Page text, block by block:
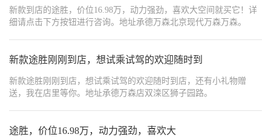
新款到店的途胜，价位16.98万，动力强劲，喜欢大空间就买它！详
细请点击下方按钮进行咨询。地址承德万森北京现代万森万森。
新款途胜刚刚到店，想试乘试驾的欢迎随时到
新款途胜刚刚到店，想试乘试驾的欢迎随时到店，还有小礼物赠
送，我在店里等你。地址承德万森店双滦区狮子园路。
途胜，价位16.98万，动力强劲，喜欢大